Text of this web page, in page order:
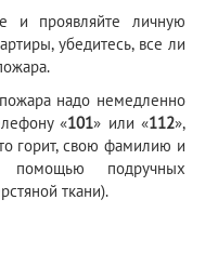
и проявляйте личную
убедитесь, все ли
надо немедленно
«101» или «112»,
горит, свою фамилию и
с помощью подручных
ткани).